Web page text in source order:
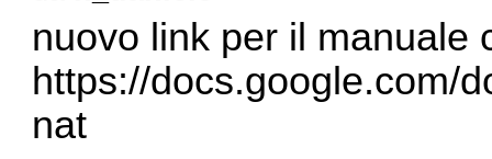
nuovo link per il manuale
https://docs.google.com/
nat